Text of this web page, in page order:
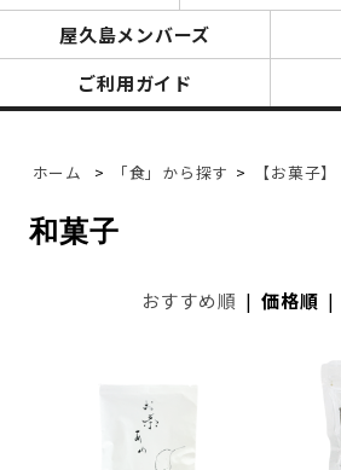
屋久島メンバーズ
ご利用ガイド
ホーム > 「食」から探す > 【お菓子】
和菓子
おすすめ順 |価格順 |